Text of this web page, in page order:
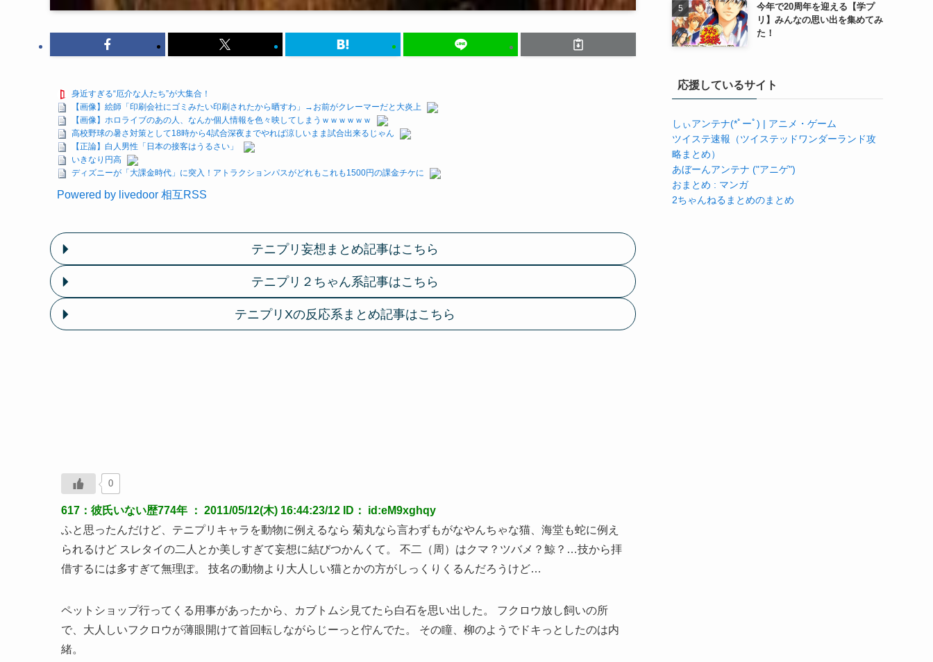
身近すぎる“厄介な人たち”が大集合！
【画像】絵師「印刷会社にゴミみたい印刷されたから晒すわ」→お前がクレーマーだと大炎上
【画像】ホロライブのあの人、なんか個人情報を色々映してしまうｗｗｗｗｗｗ
高校野球の暑さ対策として18時から4試合深夜までやれば涼しいまま試合出来るじゃん
【正論】白人男性「日本の接客はうるさい」
いきなり円高
ディズニーが「大課金時代」に突入！アトラクションパスがどれもこれも1500円の課金チケに
Powered by livedoor 相互RSS
テニプリ妄想まとめ記事はこちら
テニプリ２ちゃん系記事はこちら
テニプリXの反応系まとめ記事はこちら
0
617：彼氏いない歴774年 ： 2011/05/12(木) 16:44:23/12 ID： id:eM9xghqy
ふと思ったんだけど、テニプリキャラを動物に例えるなら 菊丸なら言わずもがなやんちゃな猫、海堂も蛇に例え
られるけど スレタイの二人とか美しすぎて妄想に結びつかんくて。 不二（周）はクマ？ツバメ？鯨？…技から拝
借するには多すぎて無理ぽ。 技名の動物より大人しい猫とかの方がしっくりくるんだろうけど…
ペットショップ行ってくる用事があったから、カブトムシ見てたら白石を思い出した。 フクロウ放し飼いの所
で、大人しいフクロウが薄眼開けて首回転しながらじーっと佇んでた。 その瞳、柳のようでドキっとしたのは内
緒。
今年で20周年を迎える【学プ
リ】みんなの思い出を集めてみ
た！
応援しているサイト
しぃアンテナ(*ﾟーﾟ) | アニメ・ゲーム
ツイステ速報（ツイステッドワンダーランド攻
略まとめ）
あぼーんアンテナ ("アニゲ")
おまとめ : マンガ
2ちゃんねるまとめのまとめ